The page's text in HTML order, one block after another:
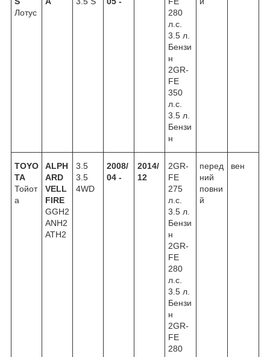
Лотус
280
л.с.
3.5 л.
Бензи
н
2GR-
FE
350
л.с.
3.5 л.
Бензи
н
TOYO
TA
Тойот
а
ALPH
ARD
VELL
FIRE
GGH2
ANH2
ATH2
3.5
3.5
4WD
2008/
04 -
2014/
12
2GR-
FE
275
л.с.
3.5 л.
Бензи
н
2GR-
FE
280
л.с.
3.5 л.
Бензи
н
2GR-
FE
280
перед
ний
повни
й
вен